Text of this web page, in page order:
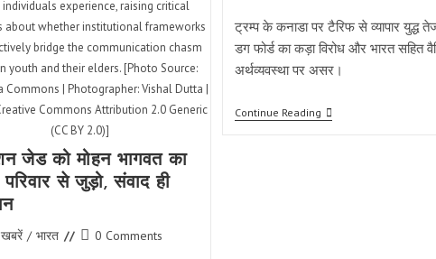
individuals experience, raising critical
about whether institutional frameworks
bridge the communication chasm
youth and their elders. [Photo Source:
Commons | Photographer: Vishal Dutta |
Commons Attribution 2.0 Generic
(CC BY 2.0)]
जेड को मोहन भागवत का
से जुड़ो, संवाद ही
खबरें / भारत
Post0 Comments
ट्रम्प के कनाडा पर टैरिफ से व्यापार युद्ध
डग फोर्ड का कड़ा विरोध और भारत सहित
अर्थव्यवस्था पर असर।
Continue Readingकनाडा-